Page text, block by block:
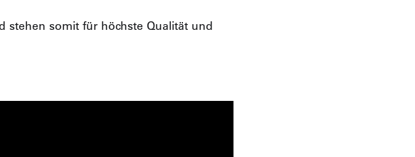
stehen somit für höchste Qualität und